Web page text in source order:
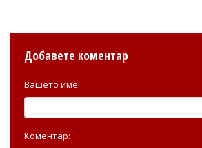
Добавете коментар
Вашето име:
Коментар: